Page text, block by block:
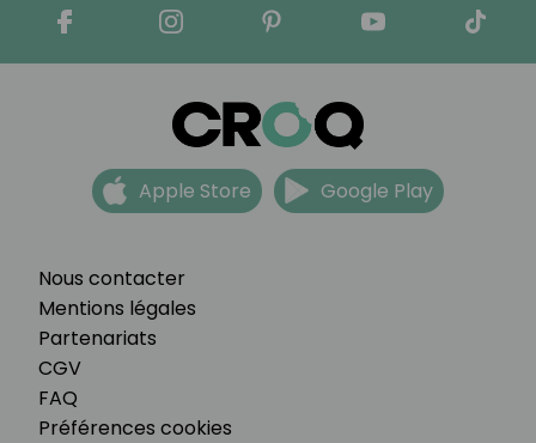
Nous contacter
Mentions légales
Partenariats
CGV
FAQ
Préférences cookies
Apple Store Google Play